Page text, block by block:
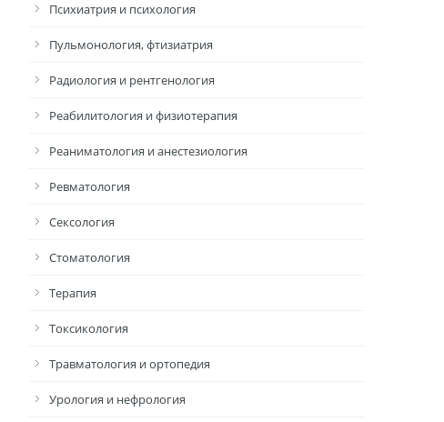
Психиатрия и психология
Пульмонология, фтизиатрия
Радиология и рентгенология
Реабилитология и физиотерапия
Реаниматология и анестезиология
Ревматология
Сексология
Стоматология
Терапия
Токсикология
Травматология и ортопедия
Урология и нефрология